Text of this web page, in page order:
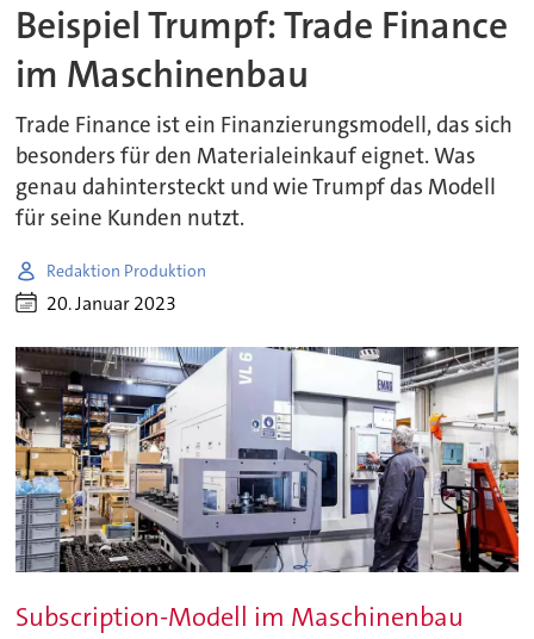
Beispiel Trumpf: Trade Finance
im Maschinenbau
Trade Finance ist ein Finanzierungsmodell, das sich
besonders für den Materialeinkauf eignet. Was
genau dahintersteckt und wie Trumpf das Modell
für seine Kunden nutzt.
Redaktion Produktion
20. Januar 2023
Subscription-Modell im Maschinenbau